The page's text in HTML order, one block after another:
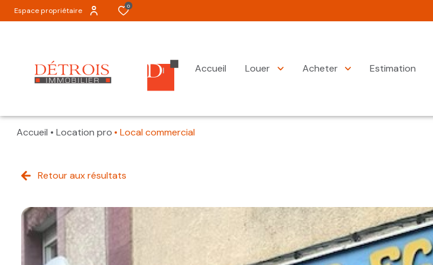
Espace propriétaire
0
Accueil Louer
Maisons
Garages
Acheter
Maisons
Terrains
Estimation
Accueil Location pro Local commercial
Retour aux résultats